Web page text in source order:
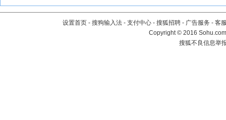
设置首页 - 搜狗输入法 - 支付中心 - 搜狐招聘 - 广告服务 - 客
Copyright©2016
搜狐不良信息举